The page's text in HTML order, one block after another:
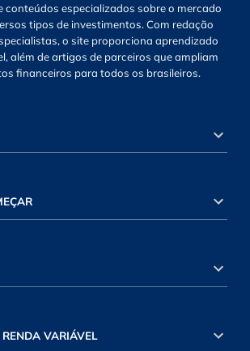
conteúdos especializados sobre o mercado
tipos de investimentos. Com redação
o site proporciona aprendizado
além de artigos de parceiros que ampliam
financeiros para todos os brasileiros.
VARIÁVEL